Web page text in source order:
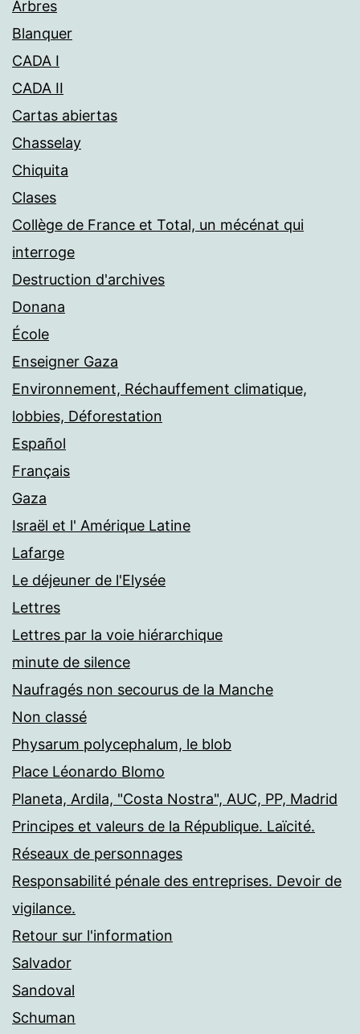
Arbres
Blanquer
CADA I
CADA II
Cartas abiertas
Chasselay
Chiquita
Clases
Collège de France et Total, un mécénat qui
interroge
Destruction d'archives
Donana
École
Enseigner Gaza
Environnement, Réchauffement climatique,
lobbies, Déforestation
Español
Français
Gaza
Israël et l' Amérique Latine
Lafarge
Le déjeuner de l'Elysée
Lettres
Lettres par la voie hiérarchique
minute de silence
Naufragés non secourus de la Manche
Non classé
Physarum polycephalum, le blob
Place Léonardo Blomo
Planeta, Ardila, "Costa Nostra", AUC, PP, Madrid
Principes et valeurs de la République. Laïcité.
Réseaux de personnages
Responsabilité pénale des entreprises. Devoir de
vigilance.
Retour sur l'information
Salvador
Sandoval
Schuman